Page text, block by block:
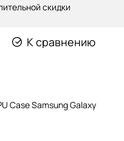
скидки
К сравнению
Case Samsung Galaxy